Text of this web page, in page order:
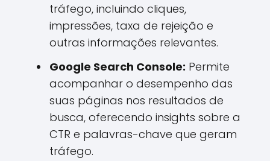
tráfego, incluindo cliques,
impressões, taxa de rejeição e
outras informações relevantes.
Google Search Console: Permite
acompanhar o desempenho das
suas páginas nos resultados de
busca, oferecendo insights sobre a
CTR e palavras-chave que geram
tráfego.